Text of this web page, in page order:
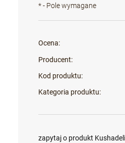
*- Pole wymagane
Ocena:
Producent:
Kod produktu:
Kategoria produktu:
zapytaj o produkt